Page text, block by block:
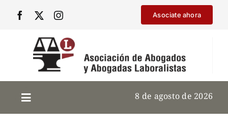
Asociate ahora
8 de agosto de 2026